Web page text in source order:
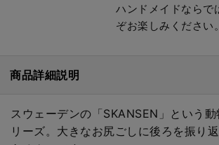
ハンドメイドならで
ぞお楽しみください。
商品詳細説明
スウェーデンの「SKANSEN」という
リーズ。大きなお尻ごしに後ろを振り